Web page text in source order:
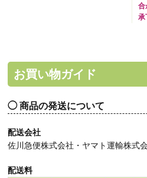
合
承
お買い物ガイド
商品の発送について
配送会社
佐川急便株式会社・ヤマト運輸株式
配送料